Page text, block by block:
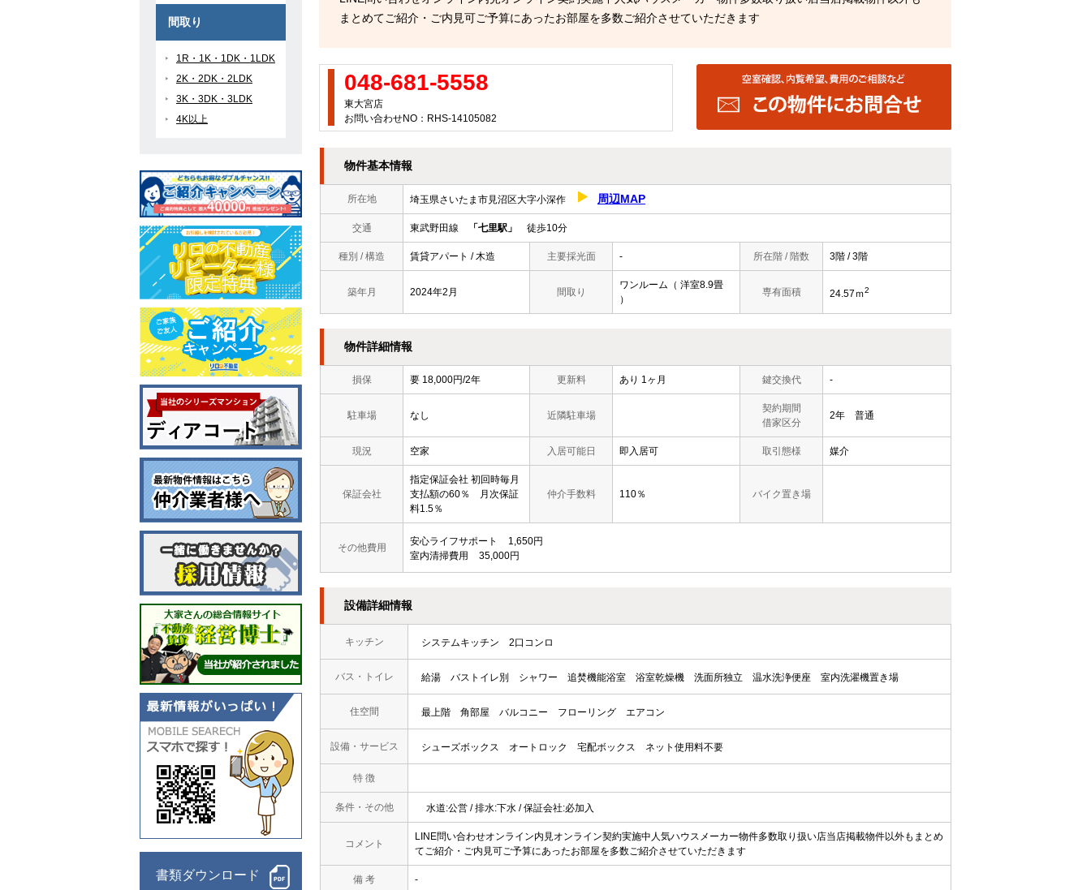
まとめてご紹介・ご内見可ご予算にあったお部屋を多数ご紹介させていただきます
048-681-5558
東大宮店
お問い合わせNO：RHS-14105082
物件基本情報
所在地 埼玉県さいたま市見沼区大字小深作 周辺MAP
交通 東武野田線 「七里駅」 徒歩10分
種別 / 構造 賃貸アパート / 木造 主要採光面 - 所在階 / 階数 3階 / 3階
築年月 2024年2月 間取り
ワンルーム（ 洋室8.9畳
）
専有面積 24.57ｍ2
物件詳細情報
損保 要 18,000円/2年 更新料 あり 1ヶ月 鍵交換代 -
駐車場 なし 近隣駐車場
契約期間
借家区分
2年 普通
現況 空家 入居可能日 即入居可 取引態様 媒介
保証会社
指定保証会社 初回時毎月
支払額の60％ 月次保証
料1.5％
仲介手数料 110％ バイク置き場
その他費用
安心ライフサポート
1,650円
室内清掃費用
35,000円
設備詳細情報
キッチン システムキッチン 2口コンロ
バス・トイレ 給湯 バストイレ別 シャワー 追焚機能浴室 浴室乾燥機 洗面所独立 温水洗浄便座 室内洗濯機置き場
住空間 最上階 角部屋 バルコニー フローリング エアコン
設備・サービス シューズボックス オートロック 宅配ボックス ネット使用料不要
特 徴
条件・その他 水道:公営 / 排水:下水 / 保証会社:必加入
コメント
LINE問い合わせオンライン内見オンライン契約実施中人気ハウスメーカー物件多数取り扱い店当店掲載物件以外もまとめ
てご紹介・ご内見可ご予算にあったお部屋を多数ご紹介させていただきます
備 考 -
間取り
1R・1K・1DK・1LDK
2K・2DK・2LDK
3K・3DK・3LDK
4K以上
書類ダウンロード